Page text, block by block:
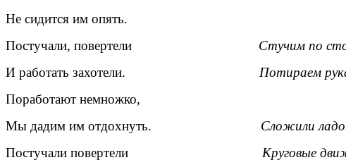
Не сидится им опять.
Постучали, повертели Стучим по
И работать захотели. Потираем
Поработают немножко,
Мы дадим им отдохнуть. Сложили
Постучали повертели Круговые